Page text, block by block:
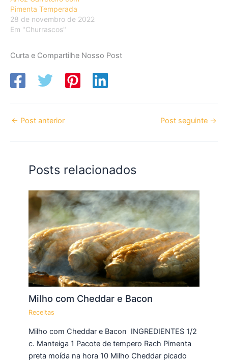
Pimenta Temperada
28 de novembro de 2022
Em "Churrascos"
Curta e Compartilhe Nosso Post
← Post anterior Post seguinte →
Posts relacionados
Milho com Cheddar e Bacon
Receitas
Milho com Cheddar e Bacon INGREDIENTES 1/2
c. Manteiga 1 Pacote de tempero Rach Pimenta
preta moída na hora 10 Milho Cheddar picado